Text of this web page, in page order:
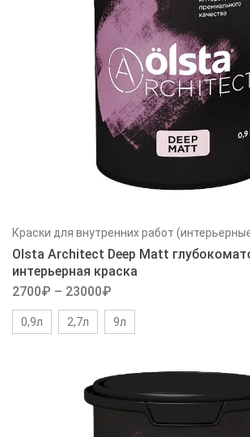
Краски для внутренних работ
Olsta Architect Deep Matt
интерьерная краска
2700₽ – 23000₽
0,9л 2,7л 9л